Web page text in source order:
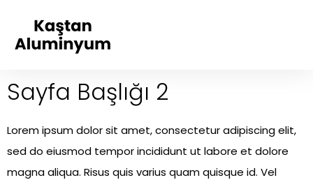
Sayfa Başlığı 2
Lorem ipsum dolor sit amet, consectetur adipiscing elit,
sed do eiusmod tempor incididunt ut labore et dolore
magna aliqua. Risus quis varius quam quisque id. Vel